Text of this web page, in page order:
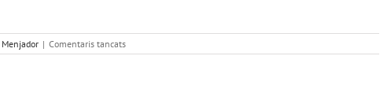
Menjador | Comentaris tancatsa
MENÚ